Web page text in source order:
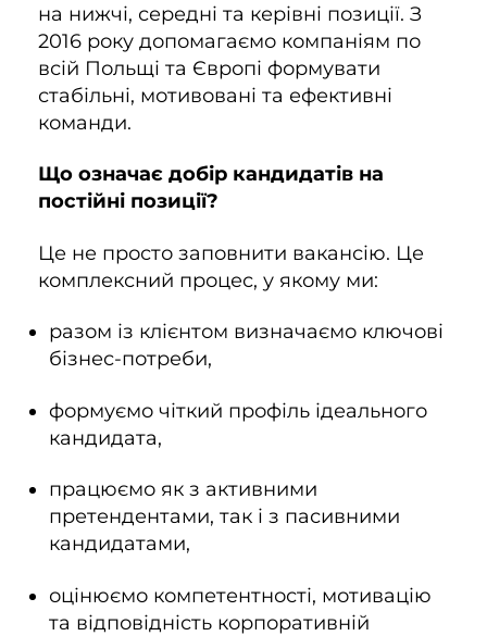
на нижчі, середні та керівні позиції. З
2016 року допомагаємо компаніям по
всій Польщі та Європі формувати
стабільні, мотивовані та ефективні
команди.
Що означає добір кандидатів на
постійні позиції?
Це не просто заповнити вакансію. Це
комплексний процес, у якому ми:
разом із клієнтом визначаємо ключові
бізнес-потреби,
формуємо чіткий профіль ідеального
кандидата,
працюємо як з активними
претендентами, так і з пасивними
кандидатами,
оцінюємо компетентності, мотивацію
та відповідність корпоративній